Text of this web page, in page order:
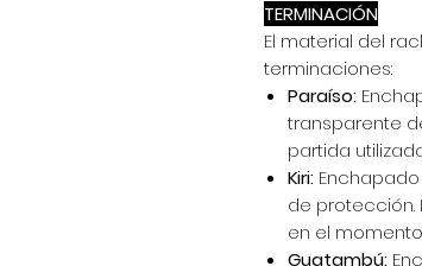
TERMINACIÓN
El material del
terminaciones:
Paraíso:
transparente
partida
Kiri:
de protección.
en el
Guatambú: